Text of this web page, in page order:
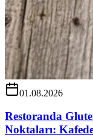
01.08.2026
Restoranda
Noktaları: